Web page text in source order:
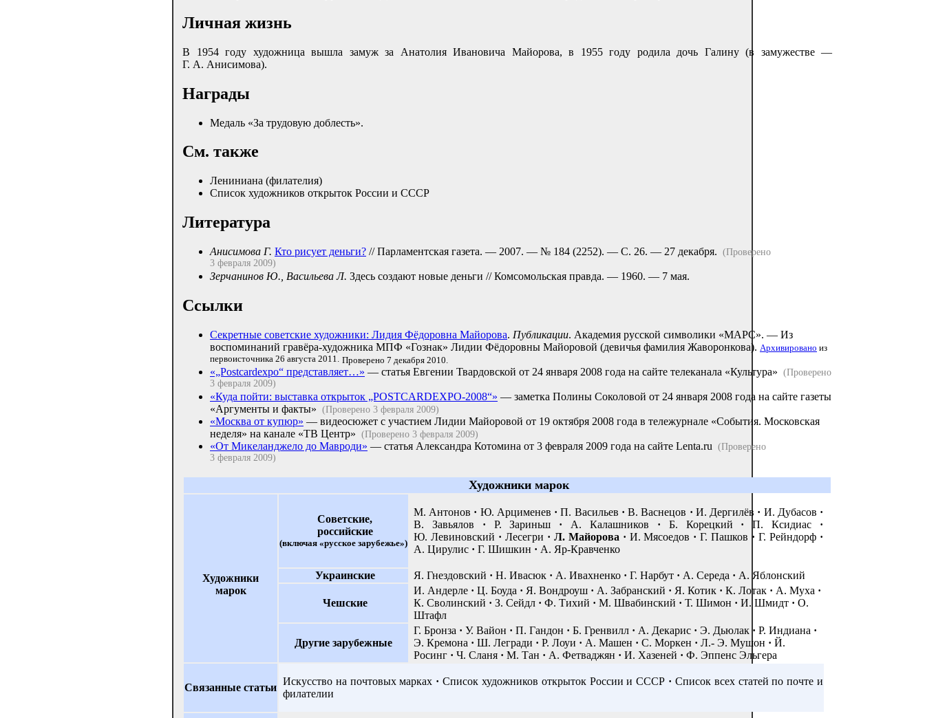
Личная жизнь
В 1954 году художница вышла замуж за Анатолия Ивановича Майорова, в 1955 году родила дочь Галину (в замужестве —
Г. А. Анисимова).
Награды
Медаль «За трудовую доблесть».
См. также
Лениниана (филателия)
Список художников открыток России и СССР
Литература
Анисимова Г. Кто рисует деньги? // Парламентская газета. — 2007. — № 184 (2252). — С. 26. — 27 декабря. (Проверено
3 февраля 2009)
Зерчанинов Ю., Васильева Л. Здесь создают новые деньги // Комсомольская правда. — 1960. — 7 мая.
Ссылки
Секретные советские художники: Лидия Фёдоровна Майорова. Публикации. Академия русской символики «МАРС». — Из
воспоминаний гравёра-художника МПФ «Гознак» Лидии Фёдоровны Майоровой (девичья фамилия Жаворонкова). Архивировано из
первоисточника 26 августа 2011. Проверено 7 декабря 2010.
«„Postcardexpo“ представляет…» — статья Евгении Твардовской от 24 января 2008 года на сайте телеканала «Культура» (Проверено
3 февраля 2009)
«Куда пойти: выставка открыток „POSTCARDEXPO-2008“» — заметка Полины Соколовой от 24 января 2008 года на сайте газеты
«Аргументы и факты» (Проверено 3 февраля 2009)
«Москва от купюр» — видеосюжет с участием Лидии Майоровой от 19 октября 2008 года в тележурнале «События. Московская
неделя» на канале «ТВ Центр» (Проверено 3 февраля 2009)
«От Микеланджело до Мавроди» — статья Александра Котомина от 3 февраля 2009 года на сайте Lenta.ru (Проверено
3 февраля 2009)
Художники марок
Художники
марок
Советские,
российские
(включая «русское зарубежье»)
М. Антонов · Ю. Арцименев · П. Васильев · В. Васнецов · И. Дергилёв · И. Дубасов ·
В. Завьялов · Р. Зариньш · А. Калашников · Б. Корецкий · П. Ксидиас ·
Ю. Левиновский · Лесегри · Л. Майорова · И. Мясоедов · Г. Пашков · Г. Рейндорф ·
А. Цирулис · Г. Шишкин · А. Яр-Кравченко
Украинские Я. Гнездовский · Н. Ивасюк · А. Ивахненко · Г. Нарбут · А. Середа · А. Яблонский
Чешские
И. Андерле · Ц. Боуда · Я. Вондроуш · А. Забранский · Я. Котик · К. Лотак · А. Муха ·
К. Сволинский · З. Сейдл · Ф. Тихий · М. Швабинский · Т. Шимон · И. Шмидт · О.
Штафл
Другие зарубежные
Г. Бронза · У. Вайон · П. Гандон · Б. Гренвилл · А. Декарис · Э. Дьюлак · Р. Индиана ·
Э. Кремона · Ш. Легради · Р. Лоуи · А. Машен · С. Моркен · Л.- Э. Мушон · Й.
Росинг · Ч. Сланя · М. Тан · А. Фетваджян · И. Хазеней · Ф. Эппенс Эльгера
Связанные статьи
Искусство на почтовых марках · Список художников открыток России и СССР · Список всех статей по почте и
филателии